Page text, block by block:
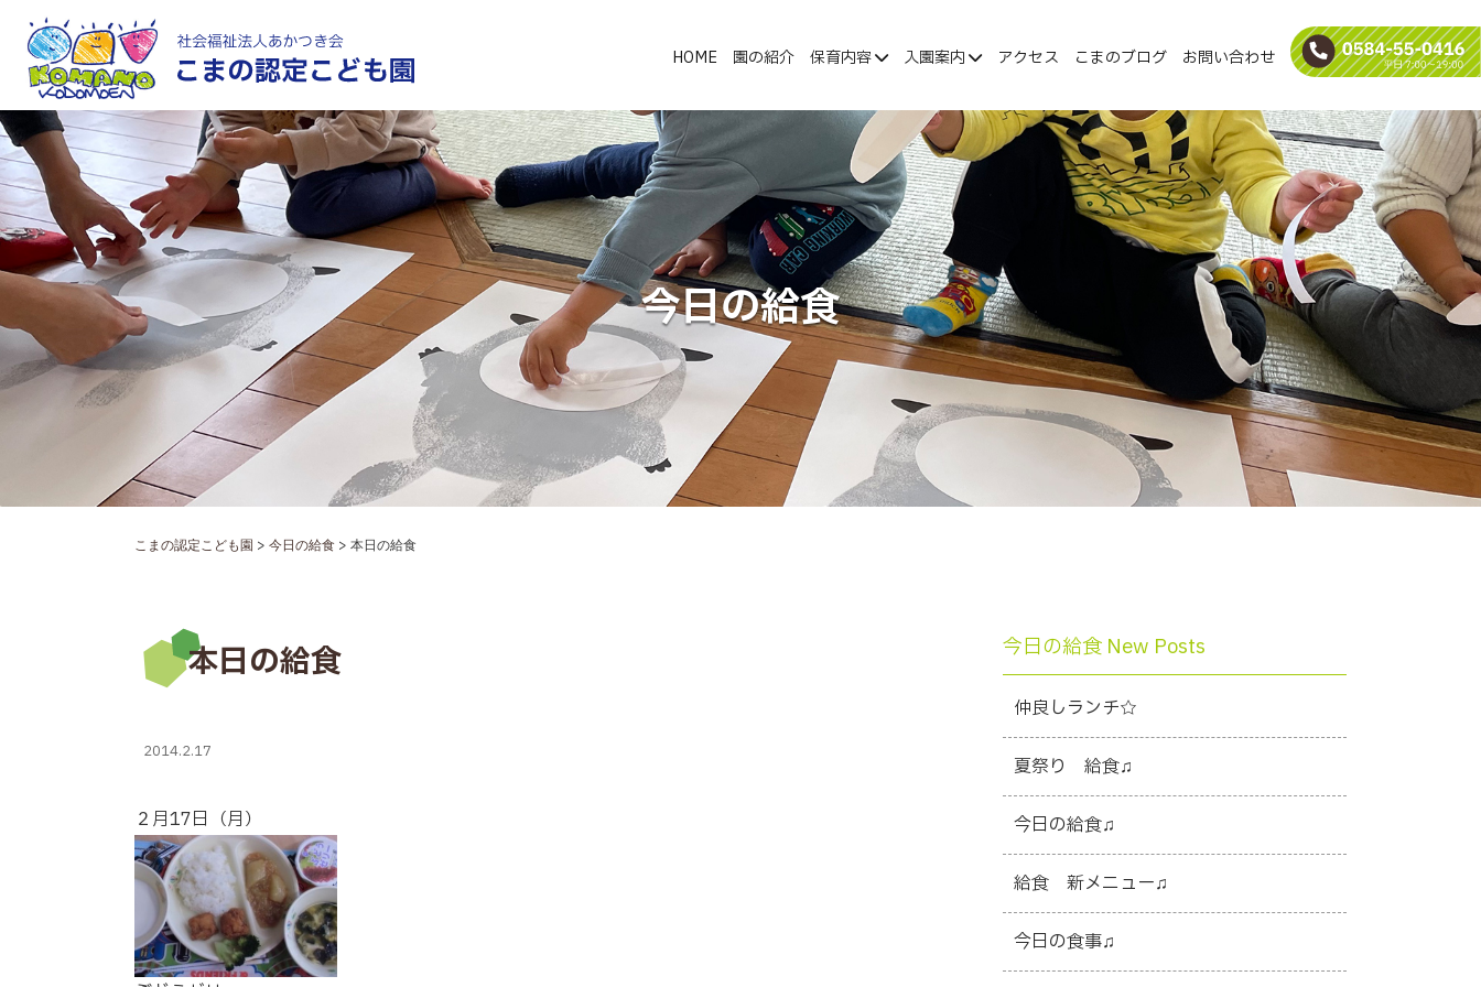
HOME 園の紹介 保育内容 入園案内 アクセス こまのブログ お問い合わせ
今日の給食
こまの認定こども園 > 今日の給食 > 本日の給食
本日の給食
2014.2.17
２月17日（月）
今日の給食 New Posts
仲良しランチ☆
夏祭り 給食♫
今日の給食♫
給食 新メニュー♫
今日の食事♫